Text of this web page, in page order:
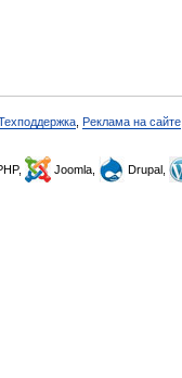
Реклама на сайте
Joomla, Drupal,